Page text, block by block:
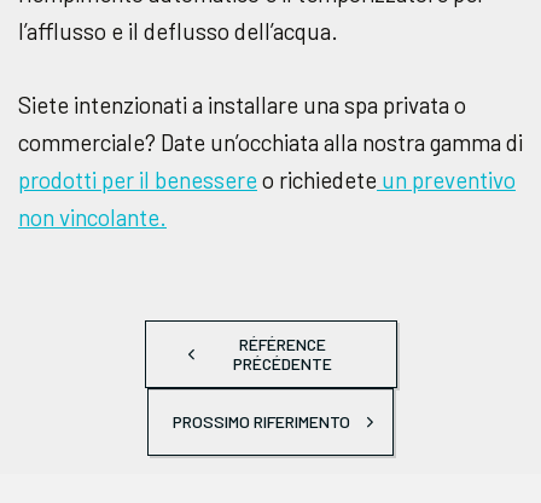
l’afflusso e il deflusso dell’acqua.
Siete intenzionati a installare una spa privata o
commerciale? Date un’occhiata alla nostra gamma di
prodotti per il benessere o richiedete un preventivo
non vincolante.
RÉFÉRENCE
PRÉCÉDENTE
PROSSIMO RIFERIMENTO